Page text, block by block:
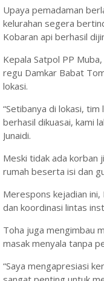
Upaya pemadaman
kelurahan segera
Kobaran api berhasil
Kepala Satpol PP
regu Damkar Babat
lokasi.
“Setibanya di lokasi,
berhasil dikuasai, kami
Junaidi.
Meski tidak ada korban
rumah beserta isi dan
Merespons kejadian
dan koordinasi lintas
Toha juga mengimbau
masak menyala tanpa
“Saya mengapresiasi